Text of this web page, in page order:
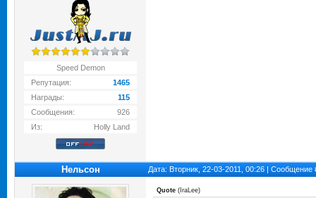
Speed Demon
Репутация:
1465
Награды:
115
Сообщения:
926
Из:
Holly Land
Нельсон Дата: Вторник, 22-03-2011, 00:26 | Сообщение
Quote ( IraLee)